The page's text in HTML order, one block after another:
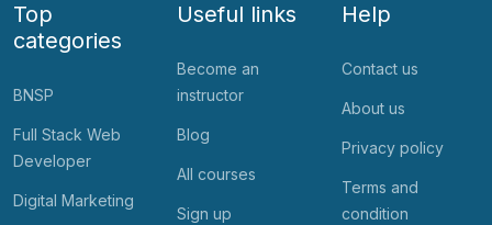
Top
categories
BNSP
Full Stack Web
Developer
Digital Marketing
Useful links
Become an
instructor
Blog
All courses
Sign up
Help
Contact us
About us
Privacy policy
Terms and
condition